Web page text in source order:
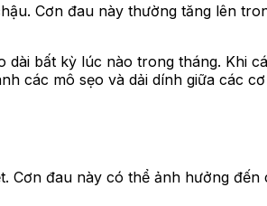
Cơn đau này thường tăng lên
bất kỳ lúc nào trong tháng. Khi
các mô sẹo và dải dính giữa các
đau này có thể ảnh hưởng đến